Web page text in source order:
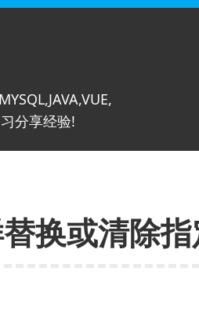
分享经验!
换或清除